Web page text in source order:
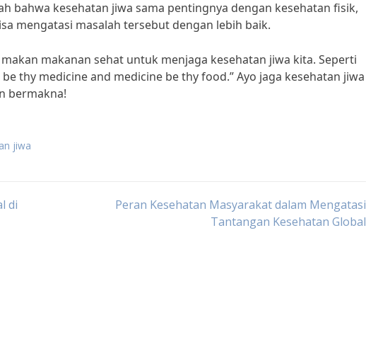
bahwa kesehatan jiwa sama pentingnya dengan kesehatan fisik,
mengatasi masalah tersebut dengan lebih baik.
makanan sehat untuk menjaga kesehatan jiwa kita. Seperti
thy medicine and medicine be thy food.” Ayo jaga kesehatan jiwa
bermakna!
jiwa
di
Peran Kesehatan Masyarakat dalam Mengatasi
Tantangan Kesehatan Global